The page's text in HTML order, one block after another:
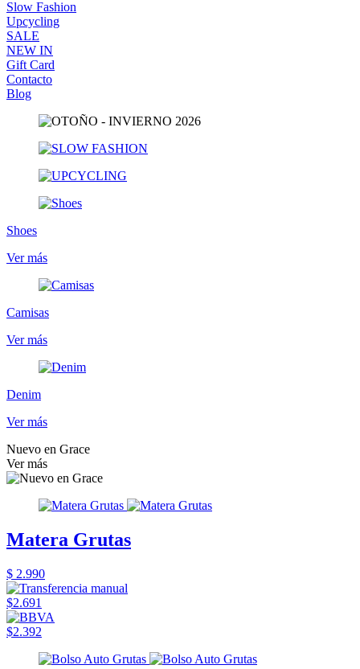
Slow Fashion
Upcycling
SALE
NEW IN
Gift Card
Contacto
Blog
Shoes
Ver más
Camisas
Ver más
Denim
Ver más
Nuevo en Grace
Ver más
Matera Grutas
$ 2.990
$2.691
$2.392